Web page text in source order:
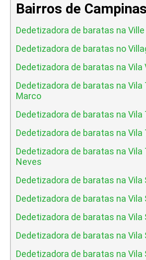
Bairros de Campinas
Dedetizadora de baratas na
Dedetizadora de baratas no
Dedetizadora de baratas na Vila
Dedetizadora de baratas na Vila
Marco
Dedetizadora de baratas na Vila
Dedetizadora de baratas na Vila
Dedetizadora de baratas na Vila
Neves
Dedetizadora de baratas na Vila
Dedetizadora de baratas na Vila
Dedetizadora de baratas na Vila
Dedetizadora de baratas na Vila
Dedetizadora de baratas na Vila